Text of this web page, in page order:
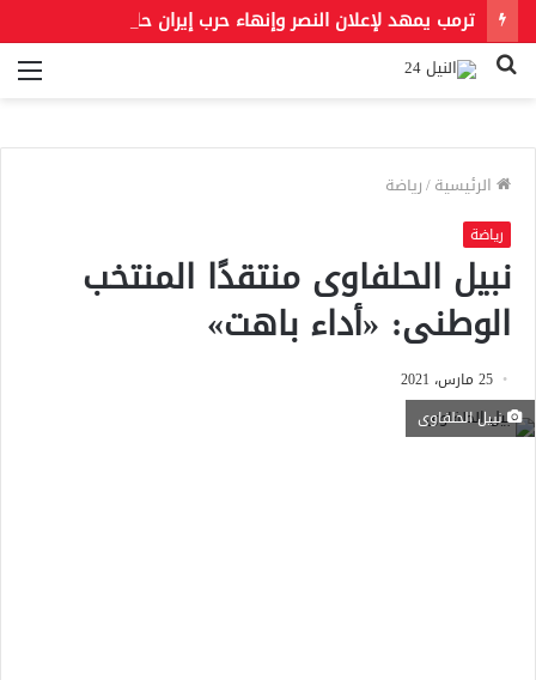
بحث
الرئيسية/رياضة
رياضة
نبيل الحلفاوى منتقدًا المنتخب
الوطنى: «أداء باهت»
25 مارس، 2021
نبيل الحلفاوى